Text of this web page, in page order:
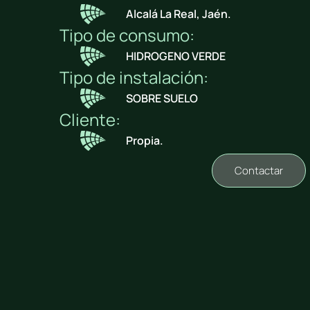
Alcalá La Real, Jaén.
Tipo de consumo:
HIDROGENO VERDE
Tipo de instalación:
SOBRE SUELO
Cliente:
Propia.
Contactar